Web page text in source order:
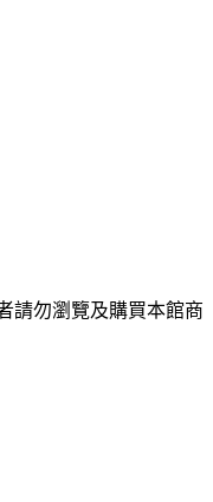
請勿瀏覽及購買本館商